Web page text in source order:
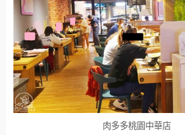
肉多多桃園中華店